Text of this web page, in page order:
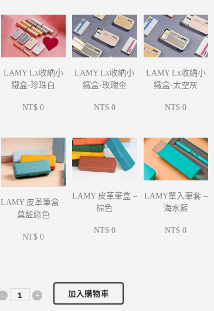
LAMY Lx收納小
鐵盒-珍珠白
NT$ 0
LAMY Lx收納小
鐵盒-玫瑰金
NT$ 0
LAMY Lx收納小
鐵盒-太空灰
NT$ 0
LAMY 皮革筆盒 –
莫藍綠色
NT$ 0
LAMY 皮革筆盒 –
棕色
NT$ 0
LAMY單入筆套 –
海水藍
NT$ 0
加入購物車